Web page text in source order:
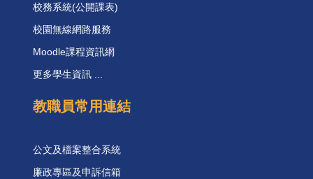
校務系統(公開課表)
校園無線網路服務
Moodle課程資訊網
更多學生資訊 ...
教職員常用連結
公文及檔案整合系統
廉政專區及申訴信箱